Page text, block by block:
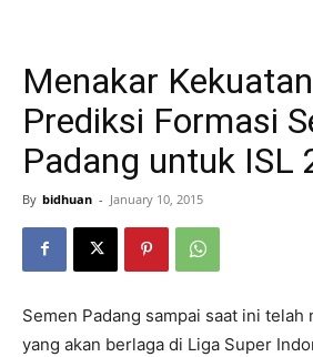
Menakar
Prediksi Formasi
Padang untuk ISL
By bidhuan - January 10, 2015
Semen Padang sampai saat ini telah
yang akan berlaga di Liga Super